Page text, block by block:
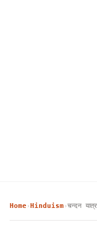
Home› Hinduism›चन्दन